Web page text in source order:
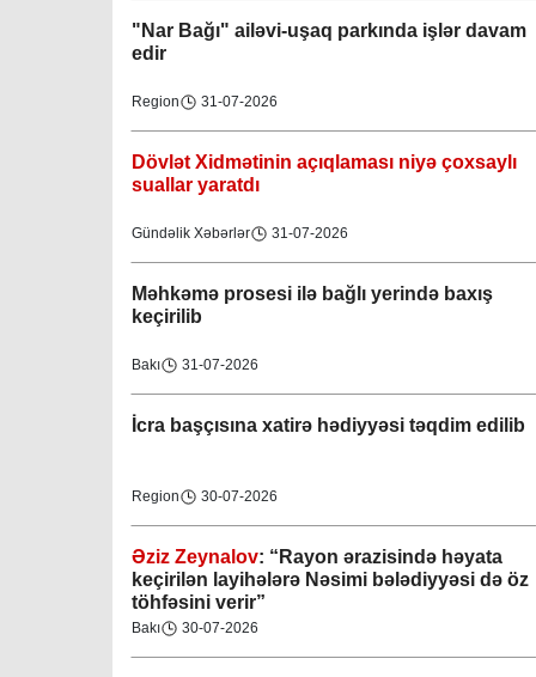
"Nar Bağı" ailəvi-uşaq parkında işlər davam
edir
Region 31-07-2026
Dövlət Xidmətinin açıqlaması niyə çoxsaylı
suallar yaratdı
Gündəlik Xəbərlər 31-07-2026
Məhkəmə prosesi ilə bağlı yerində baxış
keçirilib
Bakı 31-07-2026
İcra başçısına xatirə hədiyyəsi təqdim edilib
Region 30-07-2026
Əziz Zeynalov: “Rayon ərazisində həyata
keçirilən layihələrə Nəsimi bələdiyyəsi də öz
töhfəsini verir”
Bakı 30-07-2026
Gəncə şəhəri Nizami bələdiyyəsi
08-04-2023